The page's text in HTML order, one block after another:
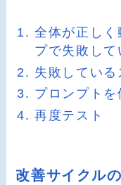
全体が正し
プで失敗して
失敗している
プロンプト
再度テスト
改善サイクル